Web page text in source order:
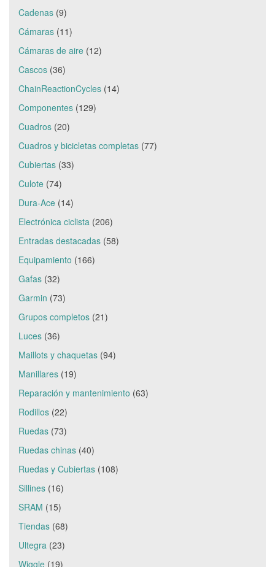
Cadenas (9)
Cámaras (11)
Cámaras de aire (12)
Cascos (36)
ChainReactionCycles (14)
Componentes (129)
Cuadros (20)
Cuadros y bicicletas completas (77)
Cubiertas (33)
Culote (74)
Dura-Ace (14)
Electrónica ciclista (206)
Entradas destacadas (58)
Equipamiento (166)
Gafas (32)
Garmin (73)
Grupos completos (21)
Luces (36)
Maillots y chaquetas (94)
Manillares (19)
Reparación y mantenimiento (63)
Rodillos (22)
Ruedas (73)
Ruedas chinas (40)
Ruedas y Cubiertas (108)
Sillines (16)
SRAM (15)
Tiendas (68)
Ultegra (23)
Wiggle (19)